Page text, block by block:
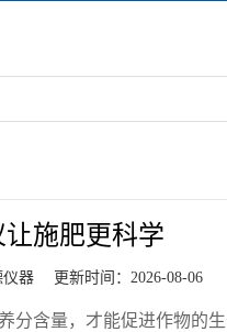
施肥更科学
仪器 更新时间：2026-08-06
量，才能促进作物的生